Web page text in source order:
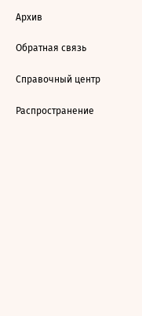
Архив
Обратная связь
Справочный центр
Распространение